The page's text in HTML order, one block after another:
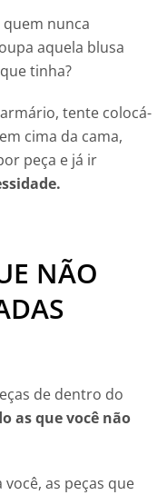
nunca
aquela blusa
tinha?
tente colocá-
cima da cama,
peça e já ir
NÃO
de dentro do
as que você não
as peças que